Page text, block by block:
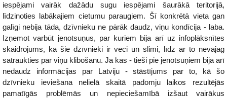
iespējami vairāk dažādu sugu iespējami šaurākā teritorijā,
līdzinoties labākajiem cietumu paraugiem. Šī konkrētā vieta gan
galīgi nebija tāda, dzīvnieku ne pārāk daudz, viņu kondīcija - laba.
Izņemot varbūt jenotsuņus, par kuriem bija arī uz infoplāksnītes
skaidrojums, ka šie dzīvnieki ir veci un slimi, līdz ar to nevajag
satraukties par viņu klibošanu. Ja kas - tieši pie jenotsuņiem bija arī
nedaudz informācijas par Latviju - stāstījums par to, kā šo
dzīvnieku ieviešana nelielā skaitā padomju laikos rezultējās
pamatīgās problēmās un nepieciešamībā izšaut vairākus